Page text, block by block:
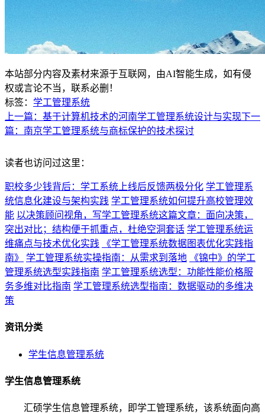
本站部分内容及素材来源于互联网，由AI智能生成，如有侵
权或言论不当，联系必删！
标签： 学工管理系统
上一篇：基于计算机技术的河南学工管理系统设计与实现下一
篇：南京学工管理系统与商标保护的技术探讨
读者也访问过这里：
职校多少钱背后：学工系统上线后反馈两极分化 学工管理系
统信息化建设与架构实践 学工管理系统如何提升高校管理效
能 以决策顾问视角，写学工管理系统这篇文章：面向决策，
突出对比；结构便于抓重点，杜绝空洞套话 学工管理系统运
维痛点与技术优化实践
《学工管理系统数据图表优化实践指
南》
学工管理系统实操指南：从需求到落地
《锦中》的学工
管理系统选型实践指南 学工管理系统选型：功能性能价格服
务多维对比指南 学工管理系统选型指南：数据驱动的多维决
策
资讯分类
学生信息管理系统
学生信息管理系统
汇硕学生信息管理系统，即学工管理系统，该系统面向高